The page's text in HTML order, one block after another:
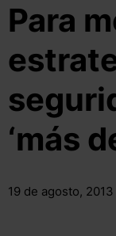
Para
‘más
19 de agosto, 2013